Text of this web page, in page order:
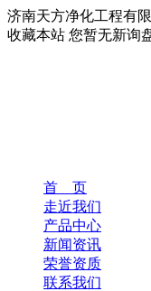
济南天方净化工程有
收藏本站 您暂无新询
首 页
走近我们
产品中心
新闻资讯
荣誉资质
联系我们